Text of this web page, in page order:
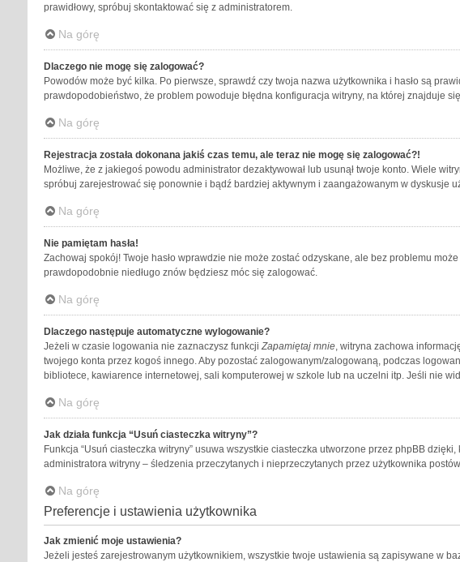
prawidłowy, spróbuj skontaktować się z administratorem.
Na górę
Dlaczego nie mogę się zalogować?
Powodów może być kilka. Po pierwsze, sprawdź czy twoja nazwa użytkownika i hasło są
prawdopodobieństwo, że problem powoduje błędna konfiguracja witryny, na której znajduje
Na górę
Rejestracja została dokonana jakiś czas temu, ale teraz nie mogę się zalogować?!
Możliwe, że z jakiegoś powodu administrator dezaktywował lub usunął twoje konto. Wiele
spróbuj zarejestrować się ponownie i bądź bardziej aktywnym i zaangażowanym w dyskusje
Na górę
Nie pamiętam hasła!
Zachowaj spokój! Twoje hasło wprawdzie nie może zostać odzyskane, ale bez problemu
prawdopodobnie niedługo znów będziesz móc się zalogować.
Na górę
Dlaczego następuje automatyczne wylogowanie?
Jeżeli w czasie logowania nie zaznaczysz funkcji Zapamiętaj mnie, witryna zachowa
twojego konta przez kogoś innego. Aby pozostać zalogowanym/zalogowaną, podczas
bibliotece, kawiarence internetowej, sali komputerowej w szkole lub na uczelni itp. Jeśli nie
Na górę
Jak działa funkcja “Usuń ciasteczka witryny”?
Funkcja “Usuń ciasteczka witryny” usuwa wszystkie ciasteczka utworzone przez phpBB
administratora witryny – śledzenia przeczytanych i nieprzeczytanych przez użytkownika
Na górę
Preferencje i ustawienia użytkownika
Jak zmienić moje ustawienia?
Jeżeli jesteś zarejestrowanym użytkownikiem, wszystkie twoje ustawienia są zapisywane w